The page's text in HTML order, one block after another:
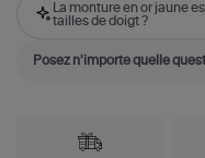
La monture en or jaune
tailles de doigt ?